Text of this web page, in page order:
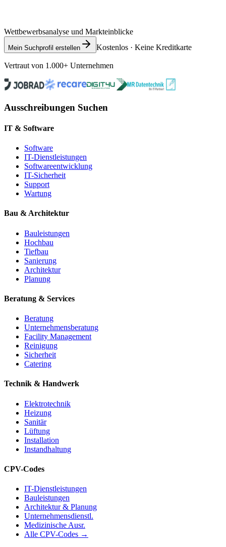
Wettbewerbsanalyse und Markteinblicke
Mein Suchprofil erstellen Kostenlos · Keine Kreditkarte
Vertraut von 1.000+ Unternehmen
Ausschreibungen Suchen
IT & Software
Software
IT-Dienstleistungen
Softwareentwicklung
IT-Sicherheit
Support
Wartung
Bau & Architektur
Bauleistungen
Hochbau
Tiefbau
Sanierung
Architektur
Planung
Beratung & Services
Beratung
Unternehmensberatung
Facility Management
Reinigung
Sicherheit
Catering
Technik & Handwerk
Elektrotechnik
Heizung
Sanitär
Lüftung
Installation
Instandhaltung
CPV-Codes
IT-Dienstleistungen
Bauleistungen
Architektur & Planung
Unternehmensdienstl.
Medizinische Ausr.
Alle CPV-Codes →